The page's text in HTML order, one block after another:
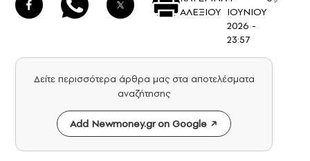
ΑΛΕΞΙΟΥ ΙΟΥΝΙΟΥ
2026 -
23:57
Δείτε περισσότερα άρθρα μας στα αποτελέσματα
αναζήτησης
Add Newmoney.gr on Google